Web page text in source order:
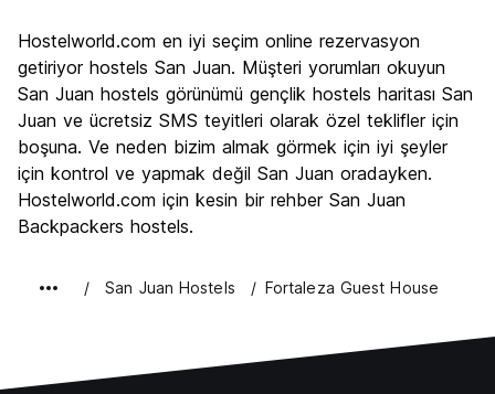
Kültür
8.8
Gece hayatı
8.2
Ekonomik
8.1
Hostelworld.com en iyi seçim online rezervasyon
getiriyor hostels San Juan. Müşteri yorumları okuyun
San Juan hostels görünümü gençlik hostels haritası San
Juan ve ücretsiz SMS teyitleri olarak özel teklifler için
boşuna. Ve neden bizim almak görmek için iyi şeyler
için kontrol ve yapmak değil San Juan oradayken.
Hostelworld.com için kesin bir rehber San Juan
Backpackers hostels.
San Juan Hostels Fortaleza Guest House